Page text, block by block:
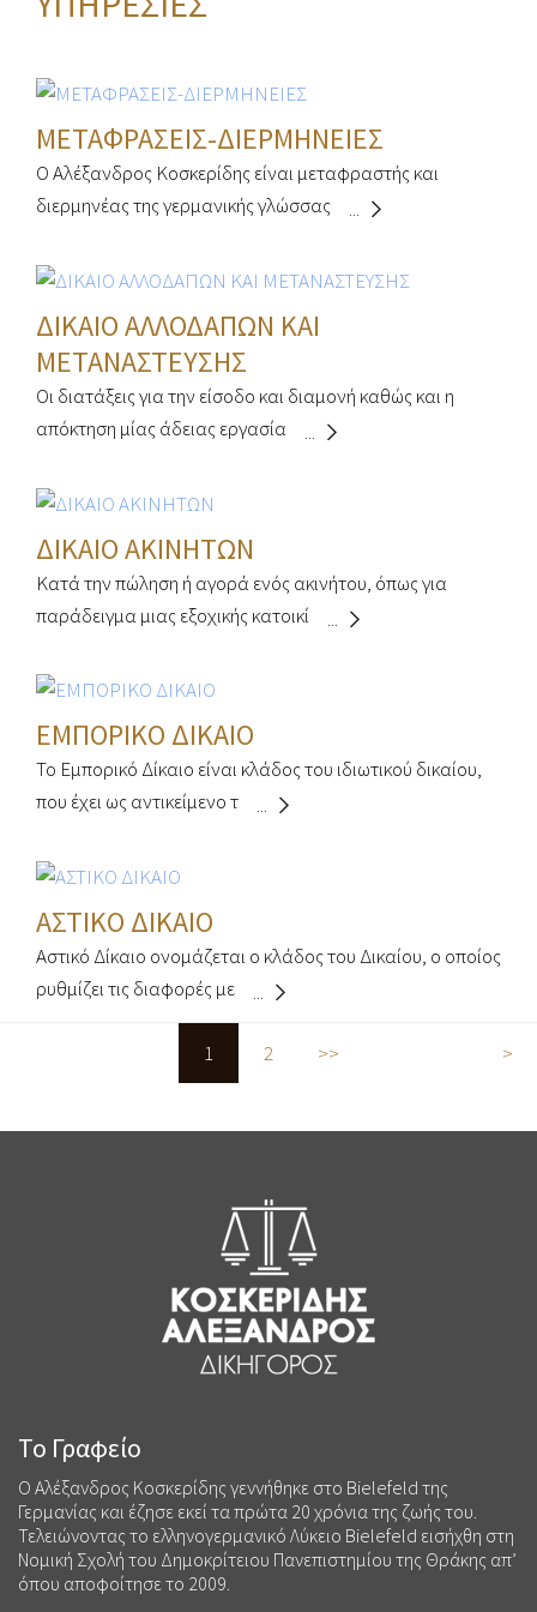
ΜΕΤΑΦΡΑΣΕΙΣ-ΔΙΕΡΜΗΝΕΙΕΣ
Ο Αλέξανδρος Κοσκερίδης είναι μεταφραστής και
διερμηνέας της γερμανικής γλώσσας
...
ΔΙΚΑΙΟ ΑΛΛΟΔΑΠΩΝ ΚΑΙ
ΜΕΤΑΝΑΣΤΕΥΣΗΣ
Οι διατάξεις για την είσοδο και διαμονή καθώς και η
απόκτηση μίας άδειας εργασία
...
ΔΙΚΑΙΟ ΑΚΙΝΗΤΩΝ
Κατά την πώληση ή αγορά ενός ακινήτου, όπως για
παράδειγμα μιας εξοχικής κατοικί
...
ΕΜΠΟΡΙΚΟ ΔΙΚΑΙΟ
Το Εμπορικό Δίκαιο είναι κλάδος του ιδιωτικού δικαίου,
που έχει ως αντικείμενο τ
...
ΑΣΤΙΚΟ ΔΙΚΑΙΟ
Αστικό Δίκαιο ονομάζεται ο κλάδος του Δικαίου, ο οποίος
ρυθμίζει τις διαφορές με
...
1 2 >
>>
Το Γραφείο
Ο Αλέξανδρος Κοσκερίδης γεννήθηκε στο Bielefeld της
Γερμανίας και έζησε εκεί τα πρώτα 20 χρόνια της ζωής του.
Τελειώνοντας το ελληνογερμανικό Λύκειο Bielefeld εισήχθη στη
Νομική Σχολή του Δημοκρίτειου Πανεπιστημίου της Θράκης απ’
όπου αποφοίτησε το 2009.